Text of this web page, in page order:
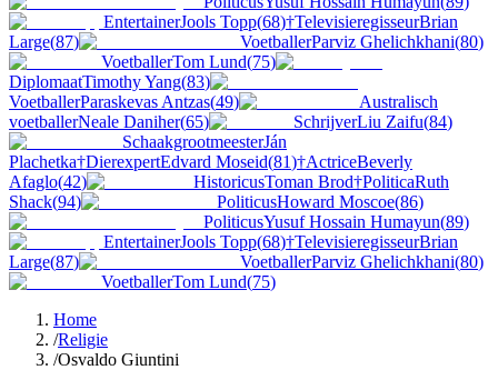
EntertainerJools Topp(68)†TelevisieregisseurBrian
Large(87) VoetballerParviz Ghelichkhani(80)
VoetballerTom Lund(75)
DiplomaatTimothy Yang(83)
VoetballerParaskevas Antzas(49)
Australisch
voetballerNeale Daniher(65) SchrijverLiu Zaifu(84)
SchaakgrootmeesterJán
Plachetka†DierexpertEdvard Moseid(81)†ActriceBeverly
Afaglo(42) HistoricusToman Brod†PoliticaRuth
Shack(94) PoliticusHoward Moscoe(86)
PoliticusYusuf Hossain Humayun(89)
EntertainerJools Topp(68)†TelevisieregisseurBrian
Large(87) VoetballerParviz Ghelichkhani(80)
VoetballerTom Lund(75)
Home
/Religie
/Osvaldo Giuntini